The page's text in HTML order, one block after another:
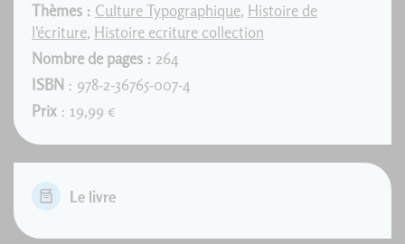
Thèmes : Culture Typographique, Histoire de
l'écriture, Histoire ecriture collection
Nombre de pages : 264
ISBN : 978-2-36765-007-4
Prix : 19,99 €
Le livre